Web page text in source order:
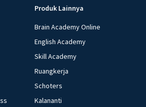
Produk Lainnya
Brain Academy Online
English Academy
Skill Academy
Ruangkerja
Schoters
Kalananti